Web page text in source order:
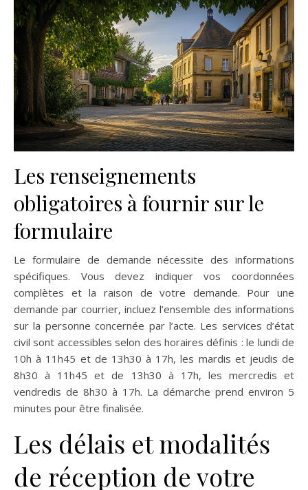
Les renseignements
obligatoires à fournir sur le
formulaire
Le formulaire de demande nécessite des informations
spécifiques. Vous devez indiquer vos coordonnées
complètes et la raison de votre demande. Pour une
demande par courrier, incluez l’ensemble des informations
sur la personne concernée par l’acte. Les services d’état
civil sont accessibles selon des horaires définis : le lundi de
10h à 11h45 et de 13h30 à 17h, les mardis et jeudis de
8h30 à 11h45 et de 13h30 à 17h, les mercredis et
vendredis de 8h30 à 17h. La démarche prend environ 5
minutes pour être finalisée.
Les délais et modalités
de réception de votre